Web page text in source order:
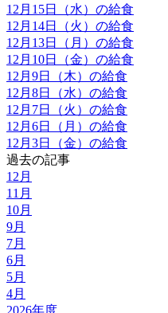
12月15日（水）の給食
12月14日（火）の給食
12月13日（月）の給食
12月10日（金）の給食
12月9日（木）の給食
12月8日（水）の給食
12月7日（火）の給食
12月6日（月）の給食
12月3日（金）の給食
過去の記事
12月
11月
10月
9月
7月
6月
5月
4月
2026年度